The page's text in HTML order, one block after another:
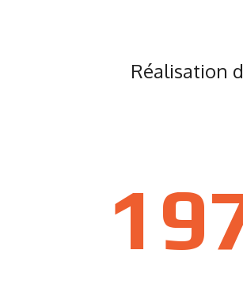
Réalisation